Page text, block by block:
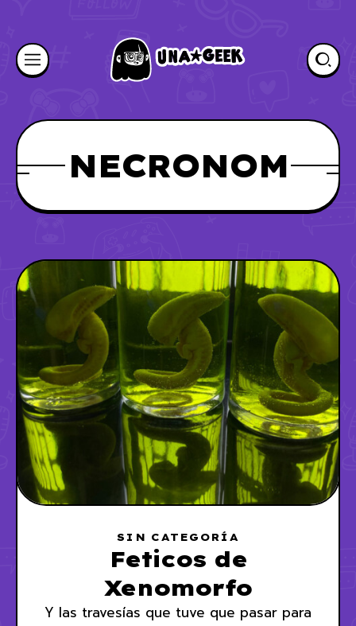
NECRONOM
SIN CATEGORÍA
Feticos de
Xenomorfo
Y las travesías que tuve que pasar para